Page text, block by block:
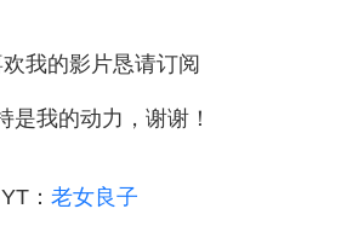
我的影片恳请订阅
是我的动力，谢谢！
YT： 老女良子